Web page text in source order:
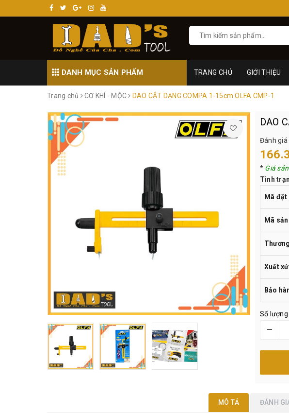
DANH MỤC SẢN PHẨM TRANG CHỦ GIỚI THIỆU
Trang chủ CƠ KHÍ - MỘC DAO CẮT DẠNG COMPA 1-15cm OLFA CMP-1
DAO
Đánh giá
* Giá
Tình
Mã đặt
Mã
Xuất
Bảo
Số lượng
–
MÔ TẢ ĐÁNH